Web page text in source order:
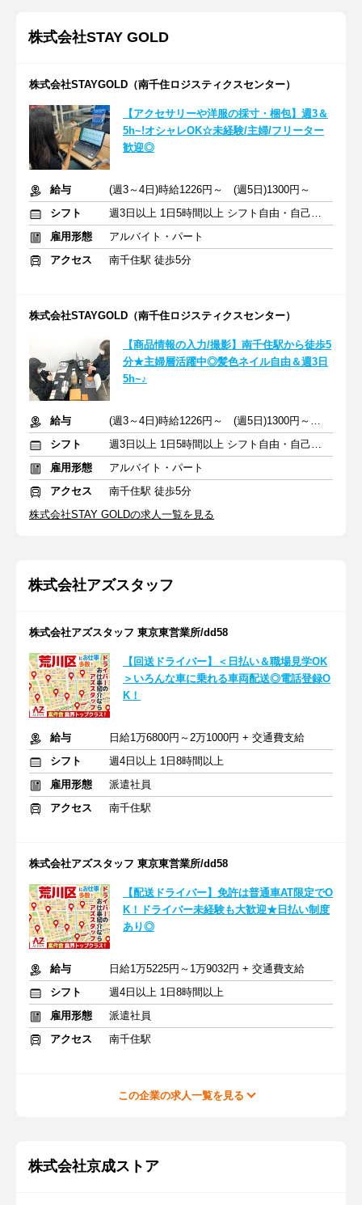
株式会社STAY GOLD
株式会社STAYGOLD（南千住ロジスティクスセンター）
【アクセサリーや洋服の採寸・梱包】週3＆
5h~!オシャレOK☆未経験/主婦/フリーター
歓迎◎
給与
(週3～4日)時給1226円～ (週5日)1300円～
シフト
週3日以上 1日5時間以上 シフト自由・自己申告
雇用形態
アルバイト・パート
アクセス
南千住駅 徒歩5分
株式会社STAYGOLD（南千住ロジスティクスセンター）
【商品情報の入力/撮影】南千住駅から徒歩5
分★主婦層活躍中◎髪色ネイル自由＆週3日
5h~♪
給与
(週3～4日)時給1226円～ (週5日)1300円～ ＋交通費支給
シフト
週3日以上 1日5時間以上 シフト自由・自己申告
雇用形態
アルバイト・パート
アクセス
南千住駅 徒歩5分
株式会社STAY GOLDの求人一覧を見る
株式会社アズスタッフ
株式会社アズスタッフ 東京東営業所/dd58
【回送ドライバー】＜日払い＆職場見学OK
＞いろんな車に乗れる車両配送◎電話登録O
K！
給与
日給1万6800円～2万1000円 + 交通費支給
シフト
週4日以上 1日8時間以上
雇用形態
派遣社員
アクセス
南千住駅
株式会社アズスタッフ 東京東営業所/dd58
【配送ドライバー】免許は普通車AT限定でO
K！ドライバー未経験も大歓迎★日払い制度
あり◎
給与
日給1万5225円～1万9032円 + 交通費支給
シフト
週4日以上 1日8時間以上
雇用形態
派遣社員
アクセス
南千住駅
この企業の求人一覧を見る
株式会社京成ストア